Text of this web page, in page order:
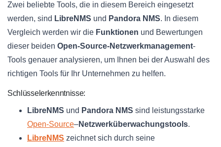
Zwei beliebte Tools, die in diesem Bereich eingesetzt
werden, sind LibreNMS und Pandora NMS. In diesem
Vergleich werden wir die Funktionen und Bewertungen
dieser beiden Open-Source-Netzwerkmanagement-
Tools genauer analysieren, um Ihnen bei der Auswahl des
richtigen Tools für Ihr Unternehmen zu helfen.
Schlüsselerkenntnisse:
LibreNMS und Pandora NMS sind leistungsstarke
Open-Source–Netzwerküberwachungstools.
LibreNMS zeichnet sich durch seine